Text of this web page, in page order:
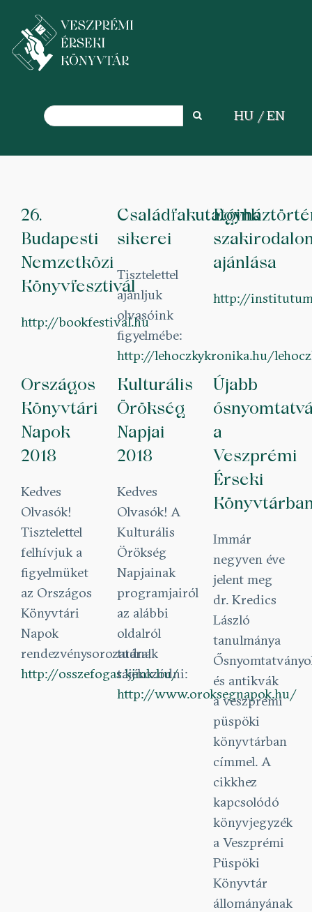
content
Search
Search HU EN
26.
Budapesti
Nemzetközi
Könyvfesztivál
http://bookfestival.hu
Családfakutatóink
sikerei
Tisztelettel
ajánljuk
olvasóink
figyelmébe:
http://lehoczkykronika.hu/
ajánlása
http://
Országos
Könyvtári
Napok
2018
Kedves
Olvasók!
Tisztelettel
felhívjuk a
figyelmüket
az Országos
Könyvtári
Napok
rendezvénysorozatára!
http://osszefogas.kjmk.hu/
Kulturális
Örökség
Napjai
2018
Kedves
Olvasók! A
Kulturális
Örökség
Napjainak
programjairól
az alábbi
oldalról
tudnak
tájékozódni:
http://www.oroksegnapok.hu/
Újabb
a
Veszprémi
Érseki
Immár
negyven éve
jelent meg
dr. Kredics
László
tanulmánya
és antikvák
a veszprémi
püspöki
könyvtárban
címmel. A
cikkhez
kapcsolódó
könyvjegyzék
a Veszprémi
Püspöki
Könyvtár
állományának